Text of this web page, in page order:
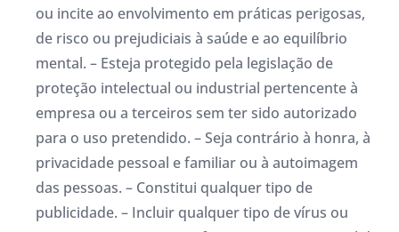
ou incite ao envolvimento em práticas perigosas,
de risco ou prejudiciais à saúde e ao equilíbrio
mental. – Esteja protegido pela legislação de
proteção intelectual ou industrial pertencente à
empresa ou a terceiros sem ter sido autorizado
para o uso pretendido. – Seja contrário à honra, à
privacidade pessoal e familiar ou à autoimagem
das pessoas. – Constitui qualquer tipo de
publicidade. – Incluir qualquer tipo de vírus ou